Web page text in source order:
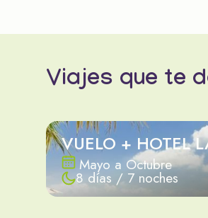
Viajes que te
VUELO + HOTEL
Mayo a Octubre
8 días / 7 noches